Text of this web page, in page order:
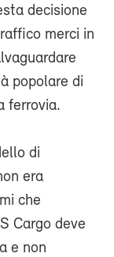
decisione
merci in
popolare di
ferrovia.
di
era
che
Cargo deve
e non